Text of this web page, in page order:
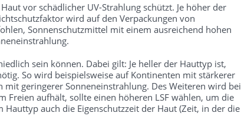
vor schädlicher UV-Strahlung schützt. Je höher der
wird auf den Verpackungen von
Sonnenschutzmittel mit einem ausreichend hohen
sein können. Dabei gilt: Je heller der Hauttyp ist,
So wird beispielsweise auf Kontinenten mit stärkerer
geringerer Sonneneinstrahlung. Des Weiteren wird bei
Freien aufhält, sollte einen höheren LSF wählen, um die
auch die Eigenschutzzeit der Haut (Zeit, in der die